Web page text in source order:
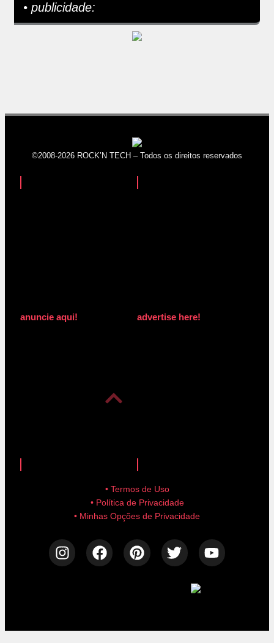
• publicidade:
©2008-2026 ROCK’N TECH – Todos os direitos reservados
anuncie aqui! advertise here!
• Termos de Uso
• Política de Privacidade
• Minhas Opções de Privacidade